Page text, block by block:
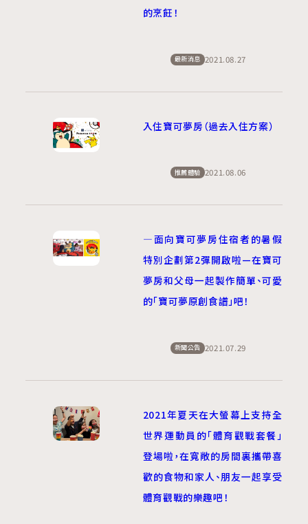
的烹飪！
最新消息 2021.08.27
入住寶可夢房（過去入住方案）​
推薦體驗 2021.08.06
―面向寶可夢房住宿者的暑假
特別企劃第2彈開啟啦—在寶可
夢房和父母一起製作簡單、可愛
的「寶可夢原創食譜」吧！
新聞公告 2021.07.29
2021年夏天在大螢幕上支持全
世界運動員的「體育觀戰套餐」
登場啦，在寬敞的房間裏攜帶喜
歡的食物和家人、朋友一起享受
體育觀戰的樂趣吧！